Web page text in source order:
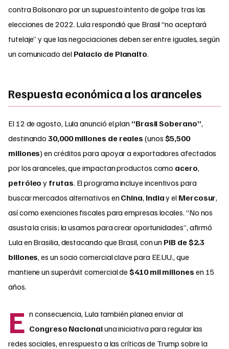
contra Bolsonaro por un supuesto intento de golpe tras las
elecciones de 2022. Lula respondió que Brasil “no aceptará
tutelaje” y que las negociaciones deben ser entre iguales, según
un comunicado del Palacio de Planalto.
Respuesta económica a los aranceles
El 12 de agosto, Lula anunció el plan “Brasil Soberano”,
destinando30,000 millones de reales (unos $5,500
millones) en créditos para apoyar a exportadores afectados
por los aranceles, que impactan productos como acero,
petróleo y frutas. El programa incluye incentivos para
buscar mercados alternativos enChina, Indiay el Mercosur,
así como exenciones fiscales para empresas locales. “No nos
asusta la crisis; la usamos para crear oportunidades”, afirmó
Lula en Brasilia, destacando que Brasil, con un PIB de $2.3
billones, es un socio comercial clave para EE.UU., que
mantiene un superávit comercial de$410 mil millones en 15
años.
E n consecuencia, Lula también planea enviar al
Congreso Nacionaluna iniciativa para regular las
redes sociales, en respuesta a las críticas de Trump sobre la